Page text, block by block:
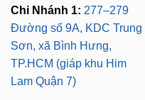
Chi Nhánh 1: 277–279
Đường số 9A, KDC Trung
Sơn, xã Bình Hưng,
TP.HCM (giáp khu Him
Lam Quận 7)